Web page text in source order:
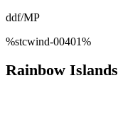
ddf/MP
%stcwind-00401%
Rainbow Islands